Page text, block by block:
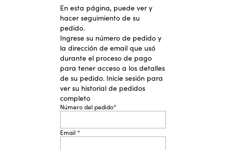
En esta página, puede ver y
hacer seguimiento de su
pedido.
Ingrese su número de pedido y
la dirección de email que usó
durante el proceso de pago
para tener acceso a los detalles
de su pedido. Inicie sesión para
ver su historial de pedidos
completo
Número del pedido*
Email *